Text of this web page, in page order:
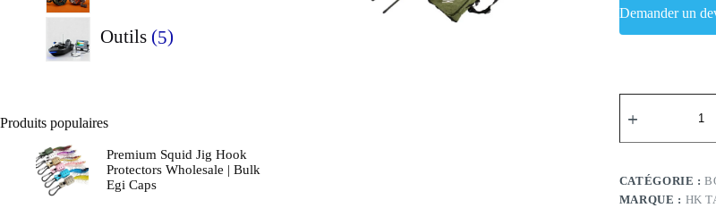
Demander un
de
grade
rod
CATÉGORIE :
MARQUE : HK
Outils 55
Produits populaires
Premium Squid Jig Hook
Protectors Wholesale | Bulk
Egi Caps